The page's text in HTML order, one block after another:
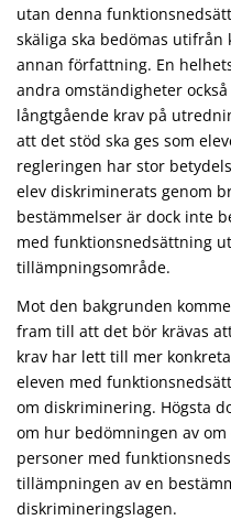
utan denna
skäliga ska bedömas
annan författning. En
andra omständigheter
långtgående krav på
att det stöd ska ges som
regleringen har stor
elev diskriminerats genom
bestämmelser är dock inte
med funktionsnedsättning
tillämpningsområde.
Mot den bakgrunden
fram till att det bör krävas
krav har lett till mer
eleven med
om diskriminering. Högsta
om hur bedömningen av
personer med
tillämpningen av en
diskrimineringslagen.